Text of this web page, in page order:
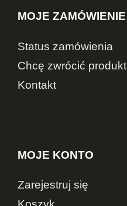
MOJE ZAMÓWIENIE
Status zamówienia
Chcę zwrócić produkt
Kontakt
MOJE KONTO
Zarejestruj się